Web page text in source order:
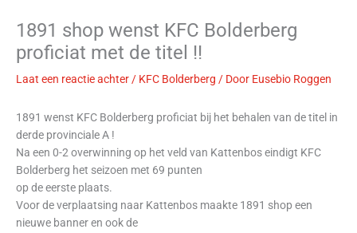
1891 shop wenst KFC Bolderberg
proficiat met de titel !!
Laat een reactie achter / KFC Bolderberg / Door Eusebio Roggen
1891 wenst KFC Bolderberg proficiat bij het behalen van de titel in
derde provinciale A !
Na een 0-2 overwinning op het veld van Kattenbos eindigt KFC
Bolderberg het seizoen met 69 punten
op de eerste plaats.
Voor de verplaatsing naar Kattenbos maakte 1891 shop een
nieuwe banner en ook de